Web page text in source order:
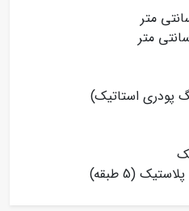
پودری استاتیک)
(5 طبقه)